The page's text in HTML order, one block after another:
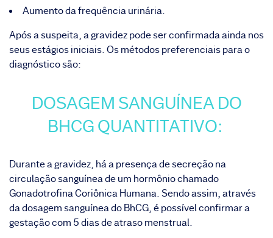
Aumento da frequência urinária.
Após a suspeita, a gravidez pode ser confirmada ainda nos
seus estágios iniciais. Os métodos preferenciais para o
diagnóstico são:
DOSAGEM SANGUÍNEA DO
BHCG QUANTITATIVO:
Durante a gravidez, há a presença de secreção na
circulação sanguínea de um hormônio chamado
Gonadotrofina Coriônica Humana. Sendo assim, através
da dosagem sanguínea doBhCG, é possível confirmar a
gestação com 5 dias de atraso menstrual.